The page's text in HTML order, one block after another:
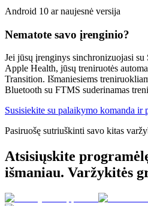
Android 10 ar naujesnė versija
Nematote savo įrenginio?
Jei jūsų įrenginys sinchronizuojasi
Apple Health, jūsų treniruotės
Transition. Išmaniesiems
Bluetooth su FTMS suderinamas
Susisiekite su palaikymo komanda ir
Pasiruošę sutriuškinti savo kitas
Atsisiųskite
išmaniau. Varžykitės